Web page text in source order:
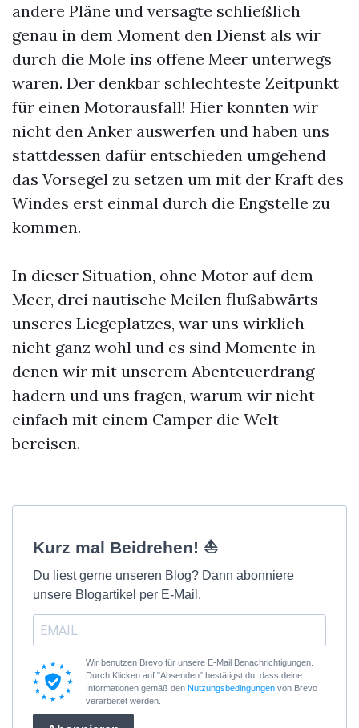
andere Pläne und versagte schließlich
genau in dem Moment den Dienst als wir
durch die Mole ins offene Meer unterwegs
waren. Der denkbar schlechteste Zeitpunkt
für einen Motorausfall! Hier konnten wir
nicht den Anker auswerfen und haben uns
stattdessen dafür entschieden umgehend
das Vorsegel zu setzen um mit der Kraft des
Windes erst einmal durch die Engstelle zu
kommen.
In dieser Situation, ohne Motor auf dem
Meer, drei nautische Meilen flußabwärts
unseres Liegeplatzes, war uns wirklich
nicht ganz wohl und es sind Momente in
denen wir mit unserem Abenteuerdrang
hadern und uns fragen, warum wir nicht
einfach mit einem Camper die Welt
bereisen.
Kurz mal Beidrehen! ⛵
Du liest gerne unseren Blog? Dann abonniere
unsere Blogartikel per E-Mail.
Wir benutzen Brevo für unsere E-Mail Benachrichtigungen.
Durch Klicken auf "Absenden" bestätigst du, dass deine
Informationen gemäß den Nutzungsbedingungenvon Brevo
verarbeitet werden.